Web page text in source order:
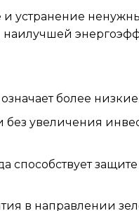
устранение
более
увеличения
способствует
в направлении